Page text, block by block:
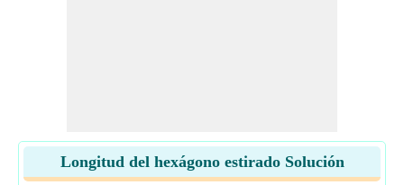
Longitud del hexágono estirado Solución